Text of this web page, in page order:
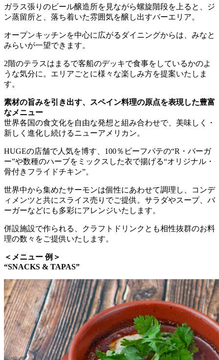
ガラス張りのビール醸造所を見ながら螺旋階段を上ると、ジ
ン蒸留所と、落ち着いた雰囲気を醸し出すバーエリア。
オープンキッチンを中心に広がるダイニングからは、みなと
みらいが一望できます。
2階のテラスはまるで客船のデッキで食事をしているかのよ
うな気分に。エリアごとに様々な楽しみ方を提案いたしま
す。
素材の旨みを引き出す、スペイン料理の原点を表現した豊富
なメニュー
世界各国の食文化を自由な発想と組み合わせで、美味しく・
新しく進化し続けるニューアメリカン。
HUGEの店舗で人気を博す、100％ビーフパテの“R・バーガ
ー”や数種のハーブをミックスした衣で揚げる“オリジナル・
骨付きフライドチキン”。
世界中から集めたサーモンは個性にあわせて調理し、コンデ
ィメンツと共にスライス売りでご提供。サラダやスープ、バ
ーガーなどにも多彩にアレンジいたします。
併設施設で作られる、クラフトドリンクとも相性抜群のお料
理の数々をご提供いたします。
＜メニュー 例＞
“SNACKS & TAPAS”